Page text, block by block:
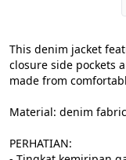
This denim jacket
closure side pockets
made from
Material: denim fabric
PERHATIAN: